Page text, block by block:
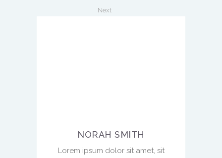
Next
NORAH SMITH
Lorem ipsum dolor sit amet, sit